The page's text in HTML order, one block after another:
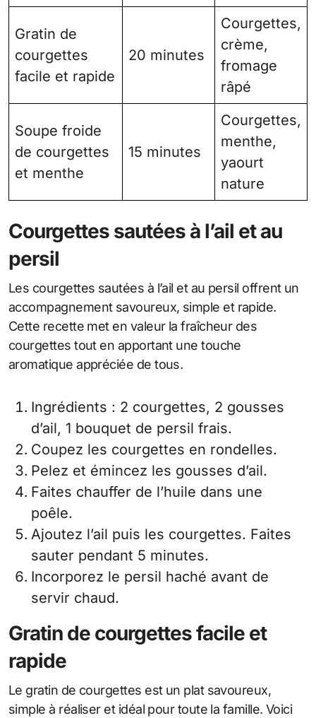
Gratin de
courgettes
facile et rapide
20 minutes
Courgettes,
crème,
fromage
râpé
Soupe froide
de courgettes
et menthe
15 minutes
Courgettes,
menthe,
yaourt
nature
Courgettes sautées à l’ail et au
persil
Les courgettes sautées à l’ail et au persil offrent un
accompagnement savoureux, simple et rapide.
Cette recette met en valeur la fraîcheur des
courgettes tout en apportant une touche
aromatique appréciée de tous.
Ingrédients : 2 courgettes, 2 gousses
d’ail, 1 bouquet de persil frais.
Coupez les courgettes en rondelles.
Pelez et émincez les gousses d’ail.
Faites chauffer de l’huile dans une
poêle.
Ajoutez l’ail puis les courgettes. Faites
sauter pendant 5 minutes.
Incorporez le persil haché avant de
servir chaud.
Gratin de courgettes facile et
rapide
Le gratin de courgettes est un plat savoureux,
simple à réaliser et idéal pour toute la famille. Voici